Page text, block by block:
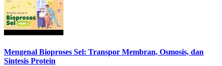
Mengenal Bioproses Sel: Transpor Membran, Osmosis, dan
Sintesis Protein